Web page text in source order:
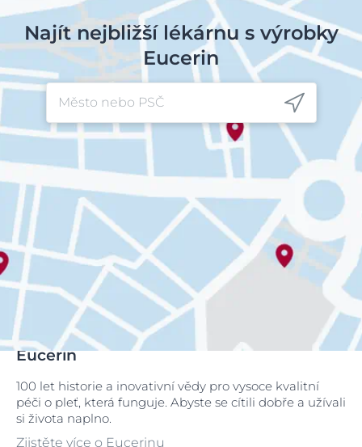
Najít nejbližší lékárnu s výrobky
Eucerin
Eucerin
100 let historie a inovativní vědy pro vysoce kvalitní
péči o pleť, která funguje. Abyste se cítili dobře a užívali
si života naplno.
Zjistěte více o Eucerinu